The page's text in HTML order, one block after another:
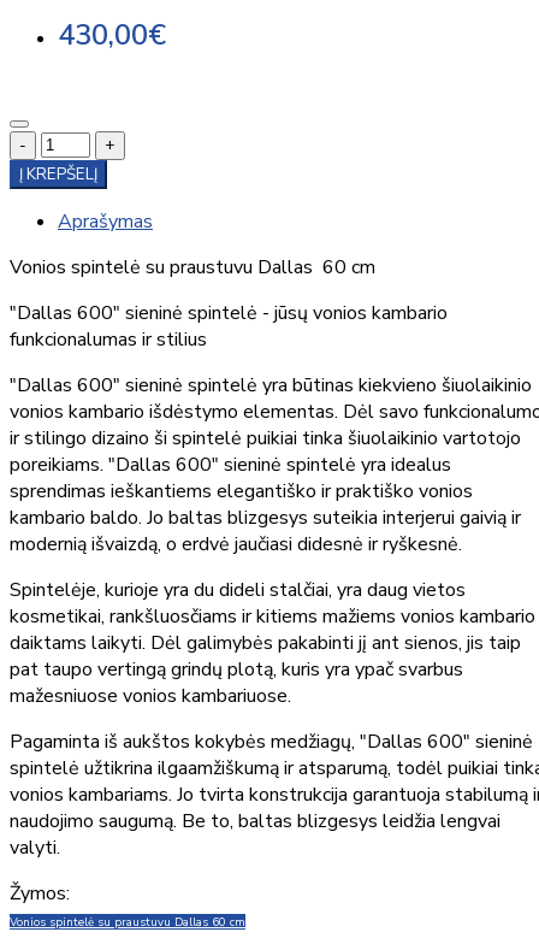
430,00€
-
+
Į KREPŠELĮ
Aprašymas
Vonios spintelė su praustuvu Dallas 60 cm
"Dallas 600" sieninė spintelė - jūsų vonios kambario
funkcionalumas ir stilius
"Dallas 600" sieninė spintelė yra būtinas kiekvieno šiuolaikinio
vonios kambario išdėstymo elementas. Dėl savo
ir stilingo dizaino ši spintelė puikiai tinka šiuolaikinio vartotojo
poreikiams. "Dallas 600" sieninė spintelė yra idealus
sprendimas ieškantiems elegantiško ir praktiško vonios
kambario baldo. Jo baltas blizgesys suteikia interjerui gaivią ir
modernią išvaizdą, o erdvė jaučiasi didesnė ir ryškesnė.
Spintelėje, kurioje yra du dideli stalčiai, yra daug vietos
kosmetikai, rankšluosčiams ir kitiems mažiems vonios kambario
daiktams laikyti. Dėl galimybės pakabinti jį ant sienos, jis taip
pat taupo vertingą grindų plotą, kuris yra ypač svarbus
mažesniuose vonios kambariuose.
Pagaminta iš aukštos kokybės medžiagų, "Dallas 600" sieninė
spintelė užtikrina ilgaamžiškumą ir atsparumą, todėl puikiai
vonios kambariams. Jo tvirta konstrukcija garantuoja stabilumą
naudojimo saugumą. Be to, baltas blizgesys leidžia lengvai
valyti.
Žymos:
Vonios spintelė su praustuvu Dallas 60 cm